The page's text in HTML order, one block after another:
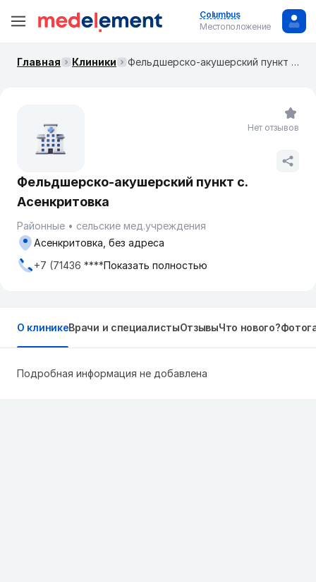
Columbus
Местоположение
Главная Клиники Фельдшерско-акушерский пункт с. Асенкритовка
Фельдшерско-акушерский пункт с.
Асенкритовка
Районные
сельские мед.учреждения
Асенкритовка, без адреса
+7 (71436 ****Показать полностью
Нет отзывов
О клиникеВрачи и специалистыОтзывыЧто нового?
Подробная информация не добавлена